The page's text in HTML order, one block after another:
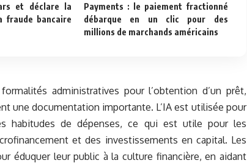
et déclare la
fraude bancaire
Payments : le paiement fractionné
débarque en un clic pour des
millions de marchands américains
administratives pour l’obtention d’un prêt,
une documentation importante. L’IA est utilisée pour
habitudes de dépenses, ce qui est utile pour les
et des investissements en capital. Les
éduquer leur public à la culture financière, en aidant